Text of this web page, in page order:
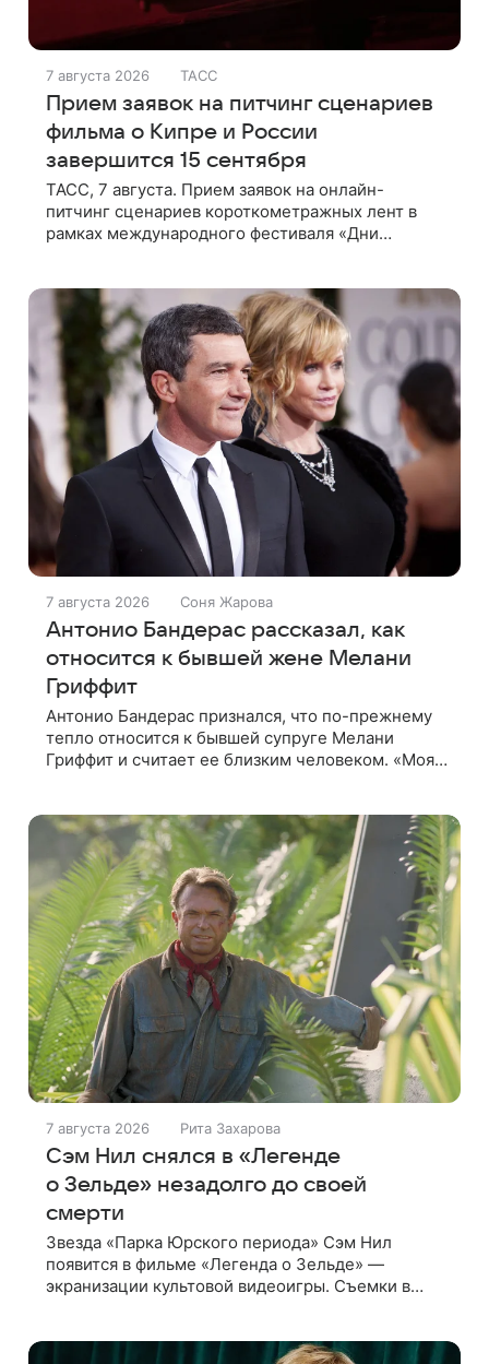
7 августа 2026 ТАСС
Прием заявок на питчинг сценариев
фильма о Кипре и России
завершится 15 сентября
ТАСС, 7 августа. Прием заявок на онлайн-
питчинг сценариев короткометражных лент в
рамках международного фестиваля «Дни
7 августа 2026 Соня Жарова
Антонио Бандерас рассказал, как
относится к бывшей жене Мелани
Гриффит
Антонио Бандерас признался, что по-прежнему
тепло относится к бывшей супруге Мелани
Гриффит и считает ее близким человеком. «Моя
7 августа 2026 Рита Захарова
Сэм Нил снялся в «Легенде
о Зельде» незадолго до своей
смерти
Звезда «Парка Юрского периода» Сэм Нил
появится в фильме «Легенда о Зельде» —
экранизации культовой видеоигры. Съемки в
фильма